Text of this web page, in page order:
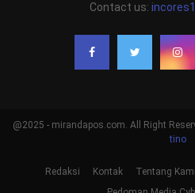
Contact us:
@2025 - mirandapos.com. All Right
tino
Redaksi Kontak Tentang Kami